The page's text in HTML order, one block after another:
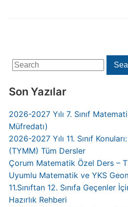
Search
for:
Son Yazılar
2026-2027 Yılı 7. Sınıf
Müfredatı)
2026-2027 Yılı 11. Sınıf
(TYMM) Tüm Dersler
Çorum Matematik Özel Ders –
Uyumlu Matematik ve YKS
11.Sınıftan 12. Sınıfa Geçenler
Hazırlık Rehberi